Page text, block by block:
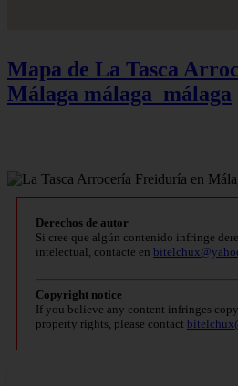
Mapa de La Tasca
Málaga málaga_málaga
Derechos de autor
Si cree que algún contenido infringe
intelectual, contacte en
Copyright notice
If you believe any content infringes
property rights, please contact